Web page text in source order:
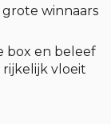
winnaars
box en beleef
vloeit